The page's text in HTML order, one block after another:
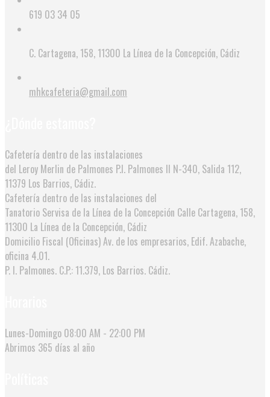
619 03 34 05
C. Cartagena, 158, 11300 La Línea de la Concepción, Cádiz
mhkcafeteria@gmail.com
Cafetería dentro de las instalaciones
del Leroy Merlin de Palmones P.I. Palmones II N-340, Salida 112,
11379 Los Barrios, Cádiz.
Cafetería dentro de las instalaciones del
Tanatorio Servisa de la Línea de la Concepción Calle Cartagena, 158,
11300 La Línea de la Concepción, Cádiz
Domicilio Fiscal (Oficinas)Av. de los empresarios, Edif. Azabache,
oficina 4.01.
P. I. Palmones. C.P.: 11.379, Los Barrios. Cádiz.
Lunes-Domingo 08:00 AM - 22:00 PM
Abrimos 365 días al año